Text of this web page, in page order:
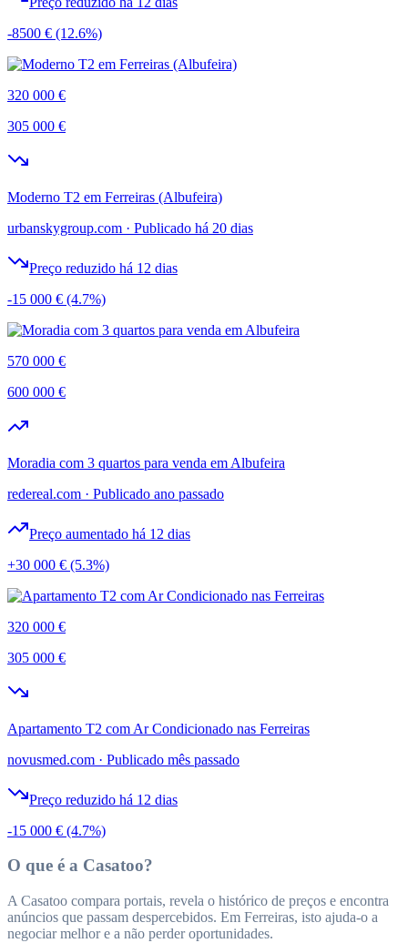
-8500 € (12.6%)
320 000 €
305 000 €
Moderno T2 em Ferreiras (Albufeira)
urbanskygroup.com · Publicado há 20 dias
Preço reduzido há 12 dias
-15 000 € (4.7%)
570 000 €
600 000 €
Moradia com 3 quartos para venda em Albufeira
redereal.com · Publicado ano passado
Preço aumentado há 12 dias
+30 000 € (5.3%)
320 000 €
305 000 €
Apartamento T2 com Ar Condicionado nas Ferreiras
novusmed.com · Publicado mês passado
Preço reduzido há 12 dias
-15 000 € (4.7%)
O que é a Casatoo?
A Casatoo compara portais, revela o histórico de preços e encontra
anúncios que passam despercebidos. Em Ferreiras, isto ajuda-o a
negociar melhor e a não perder oportunidades.